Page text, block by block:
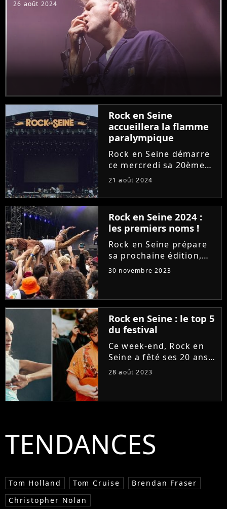
américaine de l'année...
26 août 2024
Rock en Seine
accueillera la flamme
paralympique
Rock en Seine démarre
ce mercredi sa 20ème
édition avec Lana Del
Dimanche soir, le
festival francilien
accueillera la flamme
paralympique. Un
passage de relais...
21 août 2024
Rock en Seine 2024 :
les premiers noms !
Rock en Seine prépare
sa prochaine édition,
qui aura lieu du 22 au
qui seront les têtes
d'affiches du festival ?
Découvrez les 16...
30 novembre 2023
Rock en Seine : le top 5
du festival
Ce week-end, Rock en
Seine a fêté ses 20 ans à
Saint-Cloud. 144.000
qui a réuni Billie Eilish,
28 août 2023
TENDANCES
Tom Holland Tom Cruise
Brendan Fraser
Christopher Nolan